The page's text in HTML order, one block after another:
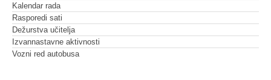
Kalendar rada
Rasporedi sati
Dežurstva učitelja
Izvannastavne aktivnosti
Vozni red autobusa